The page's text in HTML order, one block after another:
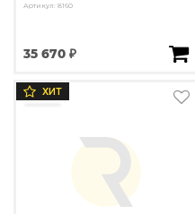
Артикул: 8160
35 670 ₽
ХИТ